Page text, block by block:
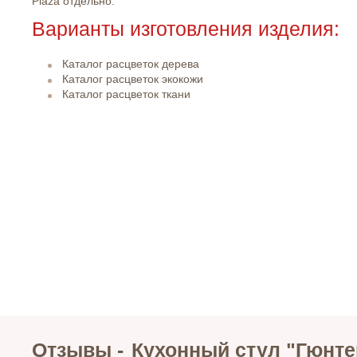
Варианты изготовления изделия:
Каталог расцветок дерева
Каталог расцветок экокожи
Каталог расцветок ткани
Отзывы - Кухонный стул